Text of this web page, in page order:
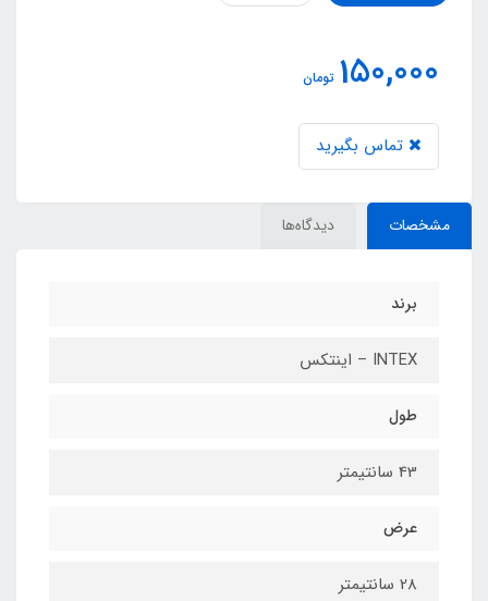
150,000 تومان
تماس بگیرید
مشخصات دیدگاه‌ها
برند
INTEX – اینتکس
طول
43 سانتیمتر
عرض
28 سانتیمتر